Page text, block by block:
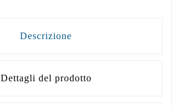
Descrizione
Dettagli del prodotto